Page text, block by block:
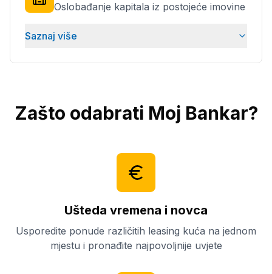
Oslobađanje kapitala iz postojeće imovine
Saznaj više
Zašto odabrati Moj Bankar?
Ušteda vremena i novca
Usporedite ponude različitih leasing kuća na jednom
mjestu i pronađite najpovoljnije uvjete